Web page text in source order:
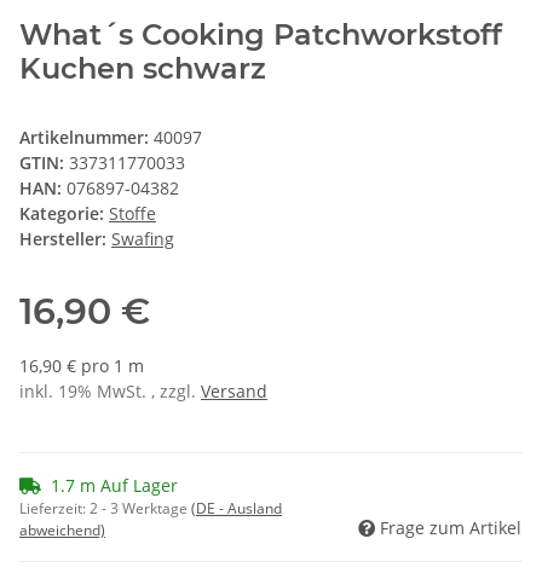
What´s Cooking Patchworkstoff
Kuchen schwarz
Artikelnummer: 40097
GTIN: 337311770033
HAN: 076897-04382
Kategorie: Stoffe
Hersteller: Swafing
16,90 €
16,90 € pro 1 m
inkl. 19% MwSt. , zzgl. Versand
1.7 m Auf Lager
Lieferzeit:2 - 3 Werktage (DE - Ausland
abweichend)
Frage zum Artikel